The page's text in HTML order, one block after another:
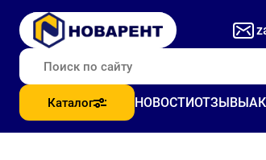
Каталог НОВОСТИОТЗЫВЫ